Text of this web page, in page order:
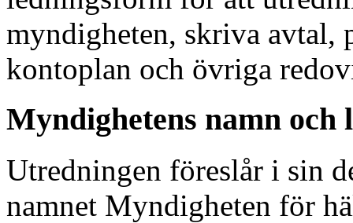
myndigheten, skriva avtal,
kontoplan och övriga
Myndighetens namn och
Utredningen föreslår i sin
namnet Myndigheten för